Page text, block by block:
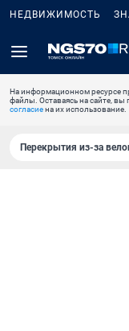
НЕДВИЖИМОСТЬ
На информационном ресурсе
файлы. Оставаясь на сайте, вы
согласиена их использование.
Перекрытия из-за